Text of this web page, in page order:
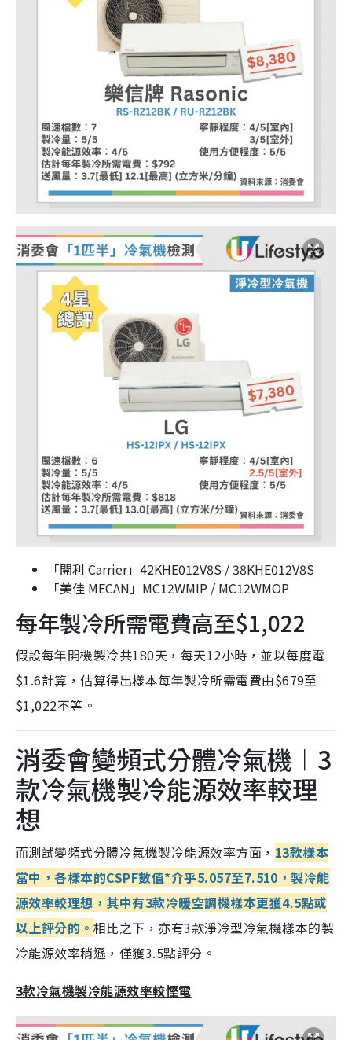
「開利 Carrier」42KHE012V8S / 38KHE012V8S
「美佳 MECAN」MC12WMIP / MC12WMOP
每年製冷所需電費高至$1,022
假設每年開機製冷共180天，每天12小時，並以每度電
$1.6計算，估算得出樣本每年製冷所需電費由$679至
$1,022不等。
消委會變頻式分體冷氣機︱3
款冷氣機製冷能源效率較理
想
而測試變頻式分體冷氣機製冷能源效率方面， 13款樣本
當中，各樣本的CSPF數值*介乎5.057至7.510，製冷能
源效率較理想，其中有3款冷暖空調機樣本更獲4.5點或
以上評分的。 相比之下，亦有3款淨冷型冷氣機樣本的製
冷能源效率稍遜，僅獲3.5點評分。
3款冷氣機製冷能源效率較慳電